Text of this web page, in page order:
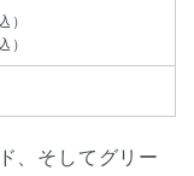
）
）
、そしてグリー